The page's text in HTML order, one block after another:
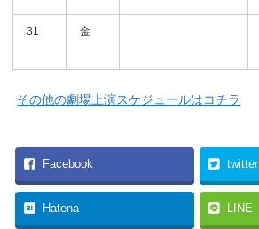
31 金
その他の劇場上演スケジュールはコチラ
Facebook twitter
Hatena LINE